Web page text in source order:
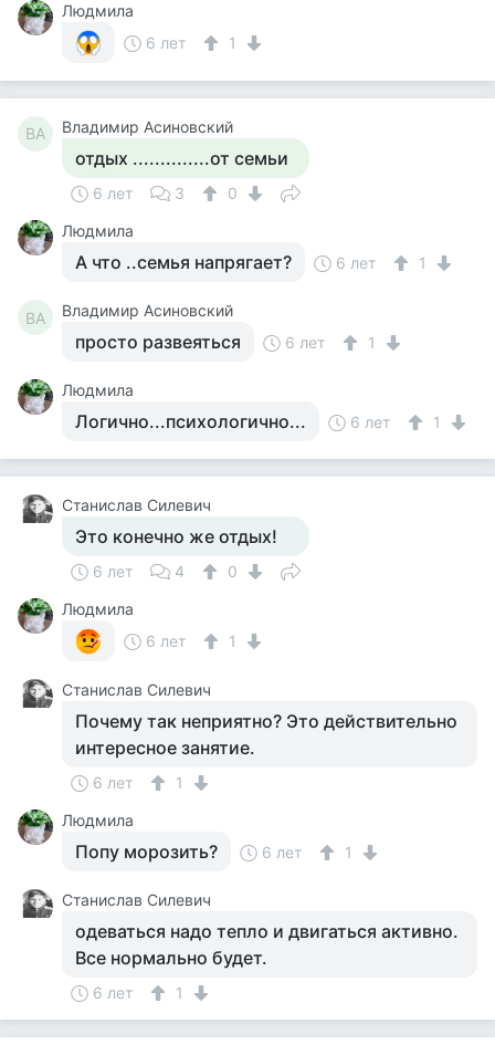
Людмила
6 лет
1
ВА Владимир Асиновский
отдых ..............от семьи
6 лет 3
0
Людмила
А что ..семья напрягает? 6 лет 1
ВА Владимир Асиновский
просто развеяться 6 лет 1
Людмила
Логично...психологично... 6 лет 1
Станислав Силевич
Это конечно же отдых!
6 лет 4
0
Людмила
6 лет
1
Станислав Силевич
Почему так неприятно? Это действительно
интересное занятие.
6 лет
1
Людмила
Попу морозить? 6 лет 1
Станислав Силевич
одеваться надо тепло и двигаться активно.
Все нормально будет.
6 лет 1